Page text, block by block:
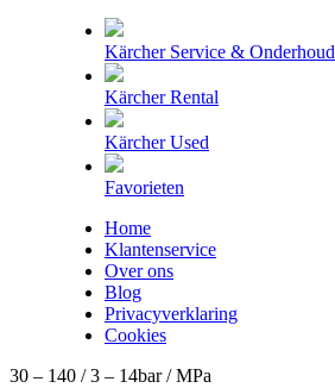
Kärcher Service & Onderhoud
Kärcher Rental
Kärcher Used
Favorieten
Home
Klantenservice
Over ons
Blog
Privacyverklaring
Cookies
30 – 140 / 3 – 14bar / MPa